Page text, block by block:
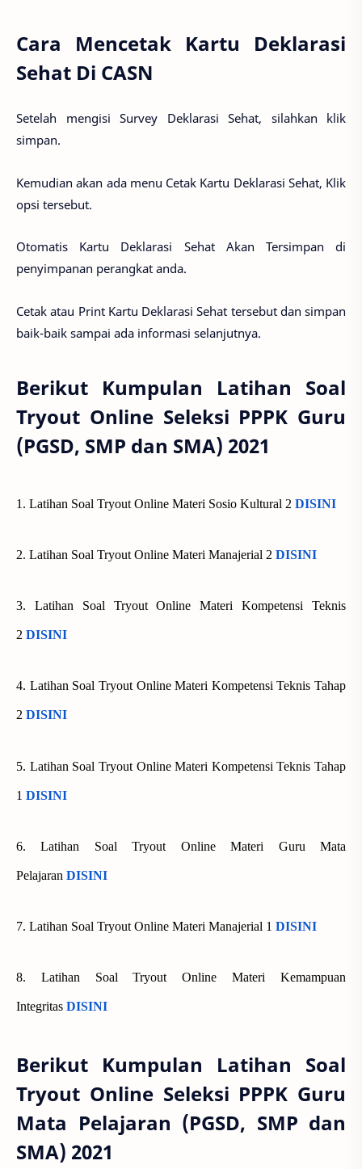
Cara Mencetak Kartu Deklarasi
Sehat Di CASN
Setelah mengisi Survey Deklarasi Sehat, silahkan klik
simpan.
Kemudian akan ada menu Cetak Kartu Deklarasi Sehat, Klik
opsi tersebut.
Otomatis Kartu Deklarasi Sehat Akan Tersimpan di
penyimpanan perangkat anda.
Cetak atau Print Kartu Deklarasi Sehat tersebut dan simpan
baik-baik sampai ada informasi selanjutnya.
Berikut Kumpulan Latihan Soal
Tryout Online Seleksi PPPK Guru
(PGSD, SMP dan SMA) 2021
1. Latihan Soal Tryout Online Materi Sosio Kultural 2 DISINI
2. Latihan Soal Tryout Online Materi Manajerial 2 DISINI
3. Latihan Soal Tryout Online Materi Kompetensi Teknis
2 DISINI
4. Latihan Soal Tryout Online Materi Kompetensi Teknis Tahap
2 DISINI
5. Latihan Soal Tryout Online Materi Kompetensi Teknis Tahap
1 DISINI
6. Latihan Soal Tryout Online Materi Guru Mata
Pelajaran DISINI
7. Latihan Soal Tryout Online Materi Manajerial 1 DISINI
8. Latihan Soal Tryout Online Materi Kemampuan
Integritas DISINI
Berikut Kumpulan Latihan Soal
Tryout Online Seleksi PPPK Guru
Mata Pelajaran (PGSD, SMP dan
SMA) 2021